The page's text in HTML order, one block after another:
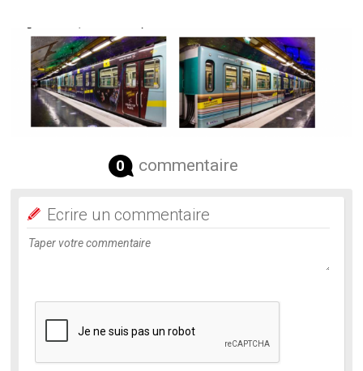
0 commentaire
Ecrire un commentaire